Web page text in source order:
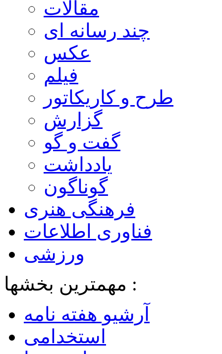
مقالات
چند رسانه ای
عکس
فیلم
طرح و کاریکاتور
گزارش
گفت و گو
یادداشت
گوناگون
فرهنگی هنری
فناوری اطلاعات
ورزشی
مهمترین بخشها :
آرشیو هفته نامه
استخدامی